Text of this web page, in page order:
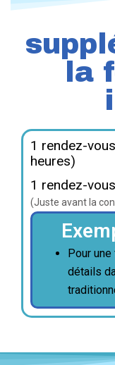
la
1 rendez-
heures)
1 rendez-
(Juste avant la
Pour
détails